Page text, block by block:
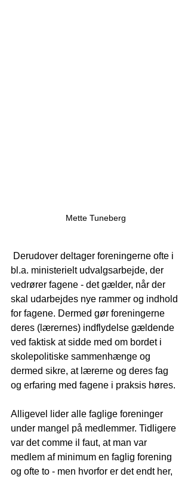
Mette Tuneberg
Derudover deltager foreningerne ofte i
bl.a. ministerielt udvalgsarbejde, der
vedrører fagene - det gælder, når der
skal udarbejdes nye rammer og indhold
for fagene. Dermed gør foreningerne
deres (lærernes) indflydelse gældende
ved faktisk at sidde med om bordet i
skolepolitiske sammenhænge og
dermed sikre, at lærerne og deres fag
og erfaring med fagene i praksis høres.
Alligevel lider alle faglige foreninger
under mangel på medlemmer. Tidligere
var det comme il faut, at man var
medlem af minimum en faglig forening
og ofte to - men hvorfor er det endt her,